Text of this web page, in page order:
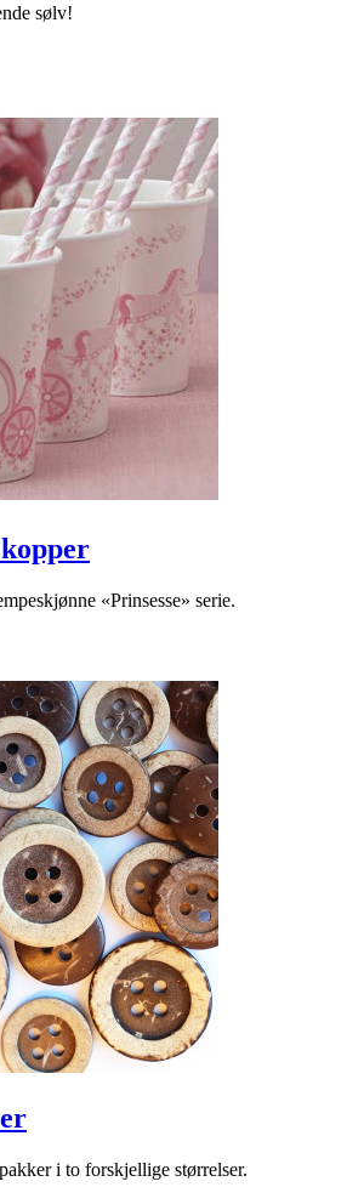
sølv!
«Prinsesse» serie.
i to forskjellige størrelser.